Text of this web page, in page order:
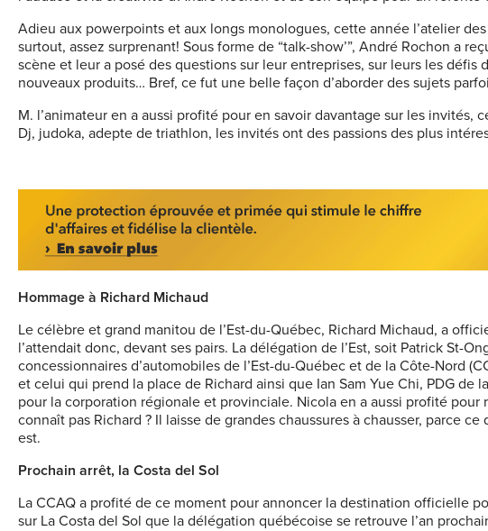
Adieu aux powerpoints et aux longs monologues, cette année l’atelier
surtout, assez surprenant! Sous forme de “talk-show’”, André Rochon a
scène et leur a posé des questions sur leur entreprises, sur leurs les
nouveaux produits… Bref, ce fut une belle façon d’aborder des sujets
M. l’animateur en a aussi profité pour en savoir davantage sur les invités,
Dj, judoka, adepte de triathlon, les invités ont des passions des plus
Hommage à Richard Michaud
Le célèbre et grand manitou de l’Est-du-Québec, Richard Michaud, a
l’attendait donc, devant ses pairs. La délégation de l’Est, soit Patrick St-
concessionnaires d’automobiles de l’Est-du-Québec et de la Côte-Nord
et celui qui prend la place de Richard ainsi que Ian Sam Yue Chi, PDG de
pour la corporation régionale et provinciale. Nicola en a aussi profité pour
connaît pas Richard ? Il laisse de grandes chaussures à chausser, parce ce
est.
Prochain arrêt, la Costa del Sol
La CCAQ a profité de ce moment pour annoncer la destination officielle
sur La Costa del Sol que la délégation québécoise se retrouve l’an